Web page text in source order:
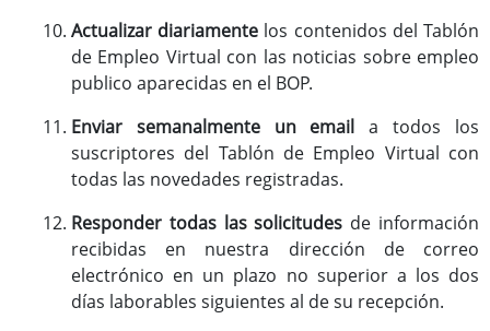
Actualizar diariamente los contenidos del Tablón
de Empleo Virtual con las noticias sobre empleo
publico aparecidas en el BOP.
Enviar semanalmente un email a todos los
suscriptores del Tablón de Empleo Virtual con
todas las novedades registradas.
Responder todas las solicitudes de información
recibidas en nuestra dirección de correo
electrónico en un plazo no superior a los dos
días laborables siguientes al de su recepción.